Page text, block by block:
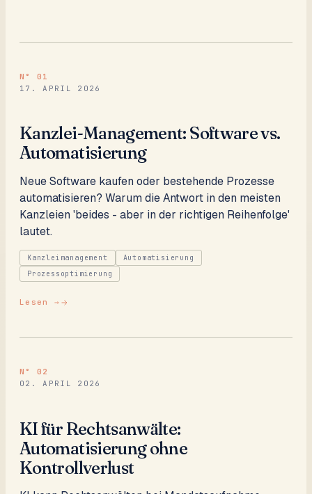
N° 01
17. APRIL 2026
Kanzlei-Management: Software vs.
Automatisierung
Neue Software kaufen oder bestehende Prozesse
automatisieren? Warum die Antwort in den meisten
Kanzleien 'beides - aber in der richtigen Reihenfolge'
lautet.
Kanzleimanagement
Automatisierung
Prozessoptimierung
Lesen →
N° 02
02. APRIL 2026
KI für Rechtsanwälte:
Automatisierung ohne
Kontrollverlust